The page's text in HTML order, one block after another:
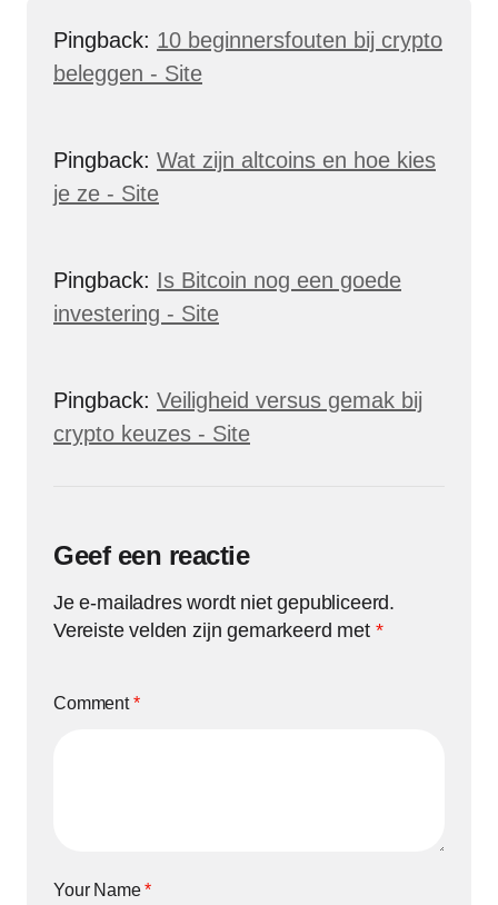
Pingback: 10 beginnersfouten bij crypto
beleggen - Site
Pingback: Wat zijn altcoins en hoe kies
je ze - Site
Pingback: Is Bitcoin nog een goede
investering - Site
Pingback: Veiligheid versus gemak bij
crypto keuzes - Site
Geef een reactie
Je e-mailadres wordt niet gepubliceerd.
Vereiste velden zijn gemarkeerd met *
Comment*
Your Name*